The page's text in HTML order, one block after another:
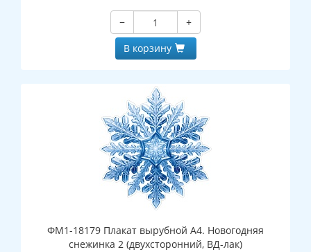
−
+
В корзину
ФМ1-18179 Плакат вырубной А4. Новогодняя
снежинка 2 (двухсторонний, ВД-лак)